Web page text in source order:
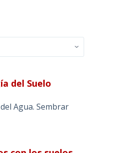
del Suelo
Agua. Sembrar